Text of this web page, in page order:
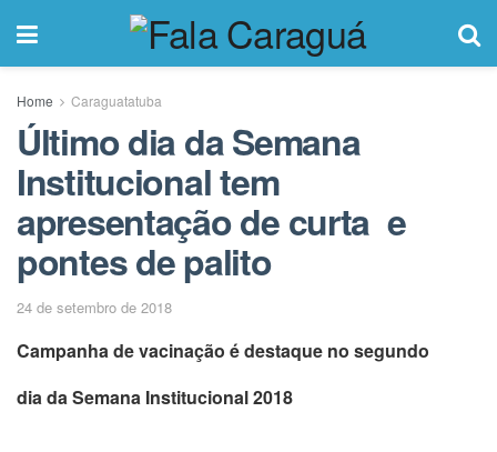
Home Caraguatatuba
Último dia da Semana
Institucional tem
apresentação de curta e
pontes de palito
24 de setembro de 2018
Campanha de vacinação é destaque no segundo
dia da Semana Institucional 2018